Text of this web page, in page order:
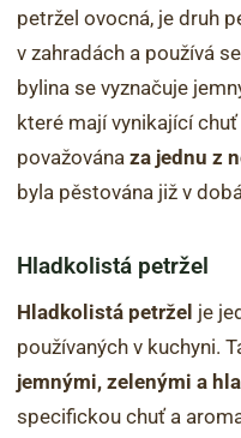
petržel ovocná, je druh
v zahradách a používá
bylina se vyznačuje
které mají vynikající
považována za jednu z
byla pěstována již v
Hladkolistá petržel
Hladkolistá petržel je
používaných v kuchyni.
jemnými, zelenými a
specifickou chuť a